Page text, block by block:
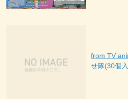
from TV
せ隊(30個